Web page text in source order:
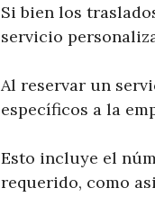
Si bien los
servicio
Al reservar un
específicos a la
Esto incluye el
requerido, como